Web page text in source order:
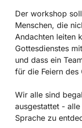
Der workshop
Menschen, die
Andachten leiten
Gottesdienstes
und dass ein
für die Feiern des
Wir alle sind
ausgestattet -
Sprache zu